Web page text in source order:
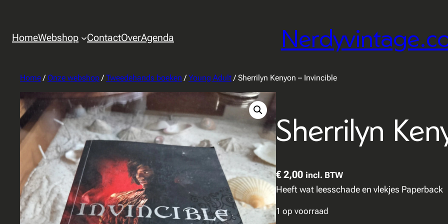
HomeWebshop ContactOverAgenda
Home / Onze webshop / Tweedehands boeken / Young Adult / Sherrilyn Kenyon – Invincible
Sherrilyn
€2,00 incl. BTW
Heeft wat leesschade en vlekjes Paperback
1 op voorraad